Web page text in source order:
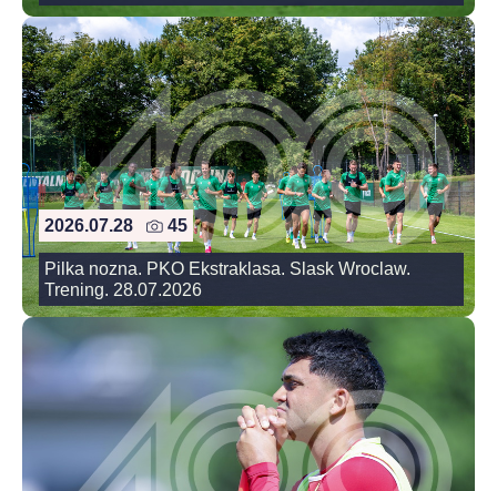
2026.07.28 45
Pilka nozna. PKO Ekstraklasa. Slask Wroclaw.
Trening. 28.07.2026